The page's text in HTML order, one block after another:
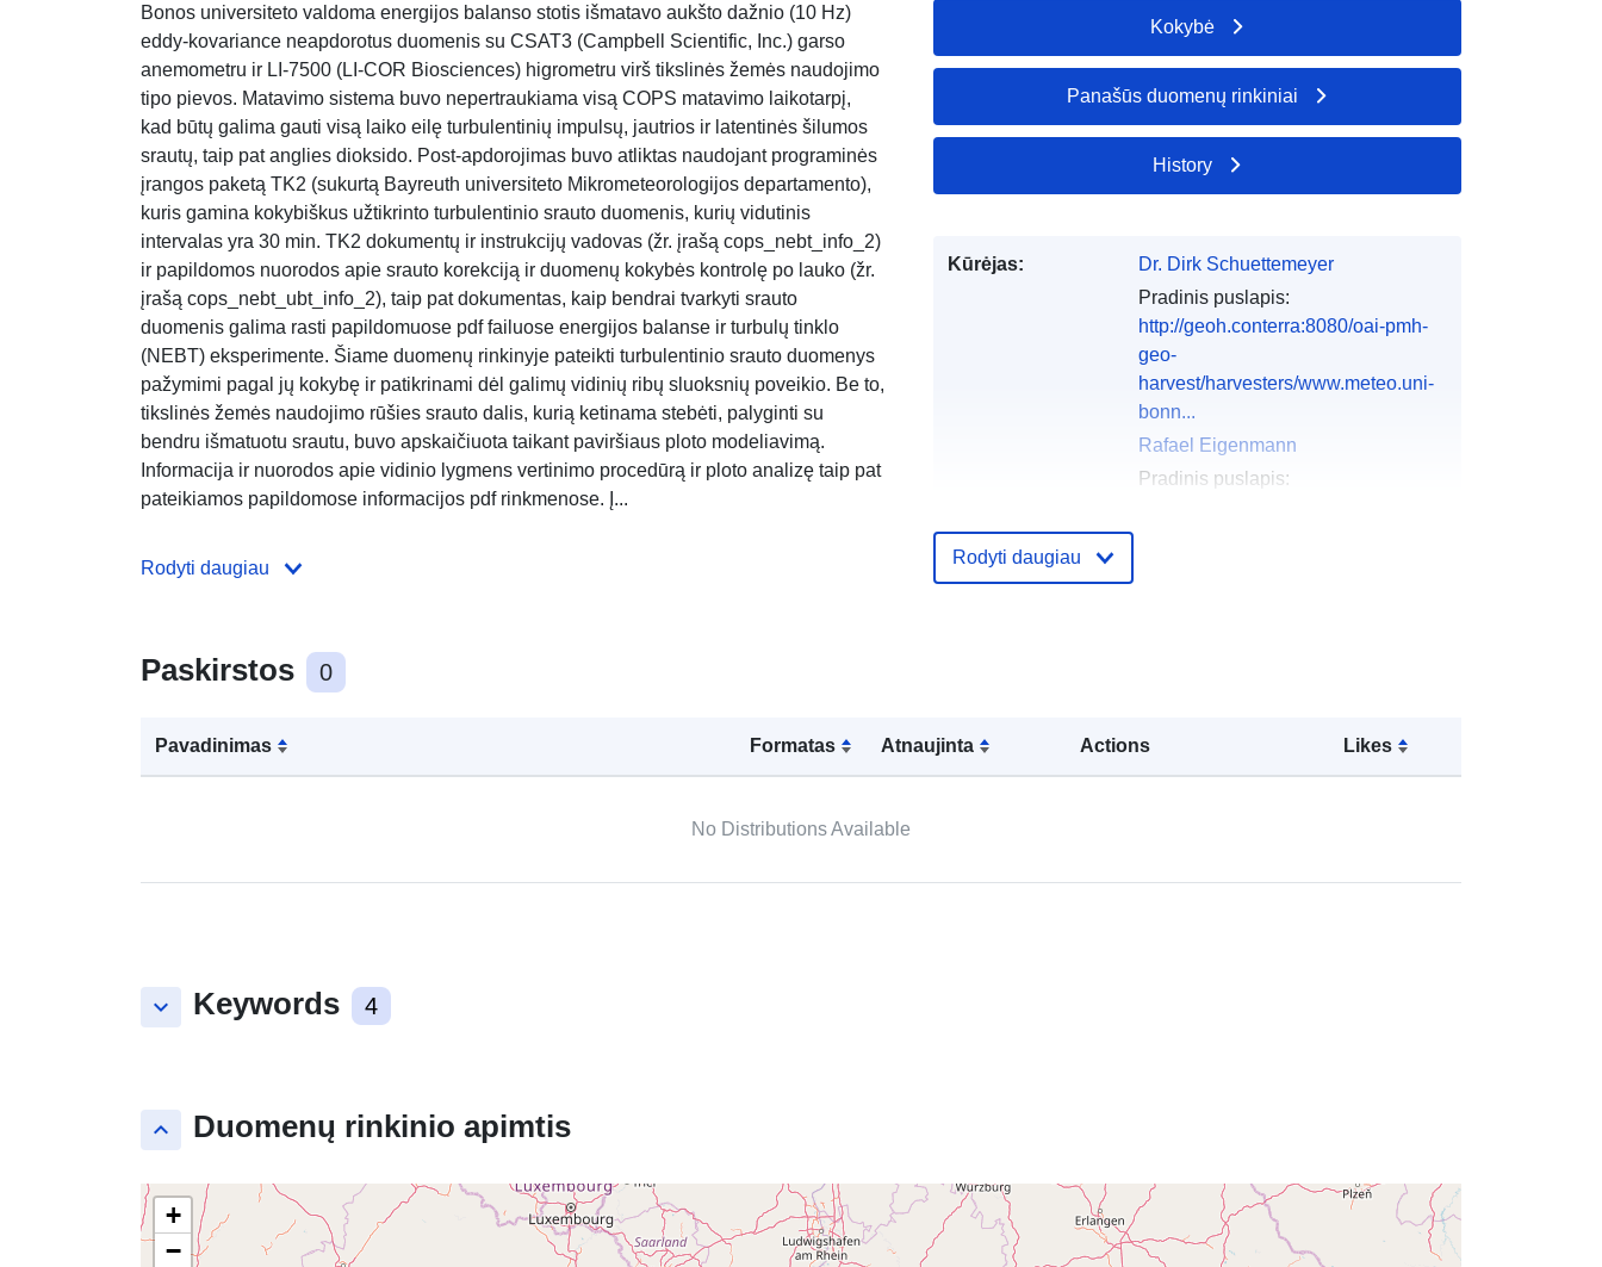
Bonos universiteto valdoma energijos balanso stotis išmatavo aukšto dažnio (10 Hz)
eddy-kovariance neapdorotus duomenis su CSAT3 (Campbell Scientific, Inc.) garso
anemometru ir LI-7500 (LI-COR Biosciences) higrometru virš tikslinės žemės naudojimo
tipo pievos. Matavimo sistema buvo nepertraukiama visą COPS matavimo laikotarpį,
kad būtų galima gauti visą laiko eilę turbulentinių impulsų, jautrios ir latentinės šilumos
srautų, taip pat anglies dioksido. Post-apdorojimas buvo atliktas naudojant programinės
įrangos paketą TK2 (sukurtą Bayreuth universiteto Mikrometeorologijos departamento),
kuris gamina kokybiškus užtikrinto turbulentinio srauto duomenis, kurių vidutinis
intervalas yra 30 min. TK2 dokumentų ir instrukcijų vadovas (žr. įrašą cops_nebt_info_2)
ir papildomos nuorodos apie srauto korekciją ir duomenų kokybės kontrolę po lauko (žr.
įrašą cops_nebt_ubt_info_2), taip pat dokumentas, kaip bendrai tvarkyti srauto
duomenis galima rasti papildomuose pdf failuose energijos balanse ir turbulų tinklo
(NEBT) eksperimente. Šiame duomenų rinkinyje pateikti turbulentinio srauto duomenys
pažymimi pagal jų kokybę ir patikrinami dėl galimų vidinių ribų sluoksnių poveikio. Be to,
tikslinės žemės naudojimo rūšies srauto dalis, kurią ketinama stebėti, palyginti su
bendru išmatuotu srautu, buvo apskaičiuota taikant paviršiaus ploto modeliavimą.
Informacija ir nuorodos apie vidinio lygmens vertinimo procedūrą ir ploto analizę taip pat
pateikiamos papildomose informacijos pdf rinkmenose. Į...
Rodyti daugiau
Paskirstos 0
Pavadinimas Formatas Atnaujinta Actions Likes
No Distributions Available
keyboard_arrow_down Keywords 4
keyboard_arrow_up Duomenų rinkinio apimtis
+
−
Kokybė
Panašūs duomenų rinkiniai
History
Kūrėjas:
Dr. Dirk Schuettemeyer
Pradinis puslapis:
http://geoh.conterra:8080/oai-pmh-
geo-
harvest/harvesters/www.meteo.uni-
bonn...
Rafael Eigenmann
Pradinis puslapis:
ps_nebt_ubn_flux
Rūšis:
Polygon
Rodyti daugiau